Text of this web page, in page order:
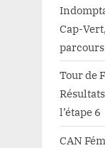
Cap-
Tour de
l’étape 6
CAN